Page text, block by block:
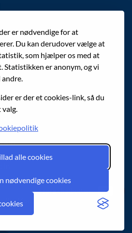
er nødvendige for at
Du kan derudover vælge at
som hjælper os med at
Statistikken er anonym, og vi
andre.
er der et cookies-link, så du
alle cookies
nødvendige cookies
Kommune
Spørg chatbotten